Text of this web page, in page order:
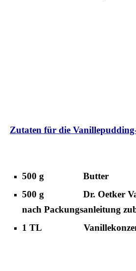
Zutaten für die
500 g Butter
500 g Dr. Oetker
nach Packungsanleitung
1 TL